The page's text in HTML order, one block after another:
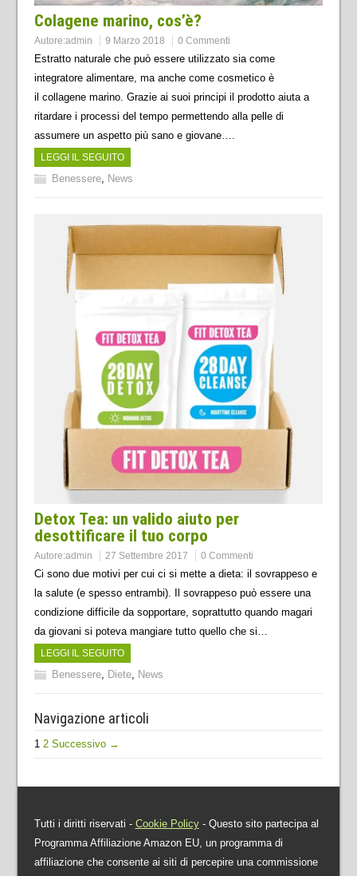
Colagene marino, cos’è?
Autore:admin 9 Marzo 2018 0 Commenti
Estratto naturale che può essere utilizzato sia come
integratore alimentare, ma anche come cosmetico è
il collagene marino. Grazie ai suoi principi il prodotto aiuta a
ritardare i processi del tempo permettendo alla pelle di
assumere un aspetto più sano e giovane….
LEGGI IL SEGUITO
Benessere, News
Detox Tea: un valido aiuto per
desottificare il tuo corpo
Autore:admin 27 Settembre 2017 0 Commenti
Ci sono due motivi per cui ci si mette a dieta: il sovrappeso e
la salute (e spesso entrambi). Il sovrappeso può essere una
condizione difficile da sopportare, soprattutto quando magari
da giovani si poteva mangiare tutto quello che si…
LEGGI IL SEGUITO
Benessere, Diete, News
Navigazione articoli
1 2 Successivo →
Tutti i diritti riservati - Cookie Policy- Questo sito partecipa al
Programma Affiliazione Amazon EU, un programma di
affiliazione che consente ai siti di percepire una commissione